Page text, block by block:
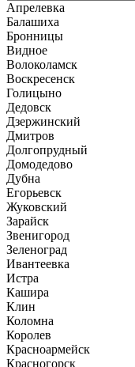
Апрелевка
Балашиха
Бронницы
Видное
Волоколамск
Воскресенск
Голицыно
Дедовск
Дзержинский
Дмитров
Долгопрудный
Домодедово
Дубна
Егорьевск
Жуковский
Зарайск
Звенигород
Зеленоград
Ивантеевка
Истра
Кашира
Клин
Коломна
Королев
Красноармейск
Красногорск